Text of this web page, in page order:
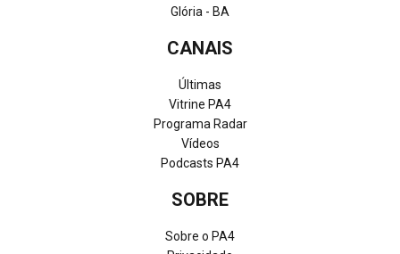
Glória - BA
CANAIS
Últimas
Vitrine PA4
Programa Radar
Vídeos
Podcasts PA4
SOBRE
Sobre o PA4